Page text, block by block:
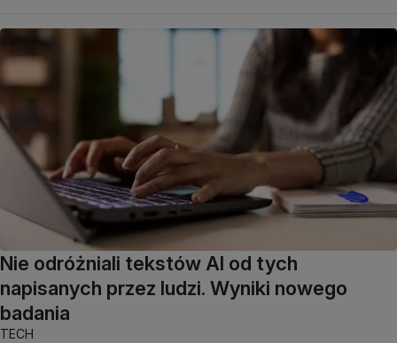
Nie odróżniali tekstów AI od tych
napisanych przez ludzi. Wyniki nowego
badania
TECH